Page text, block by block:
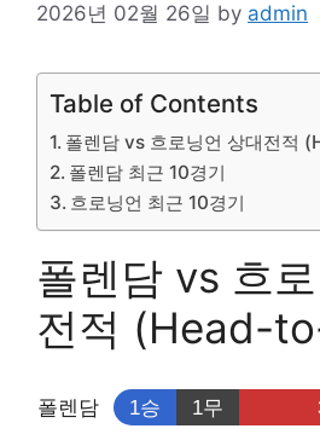
2026년 02월 26일 by admin
Table of Contents
폴렌담 vs 흐로닝언 상대전적
폴렌담 최근 10경기
흐로닝언 최근 10경기
폴렌담 vs 흐
전적 (Head-
폴렌담 1승 1무